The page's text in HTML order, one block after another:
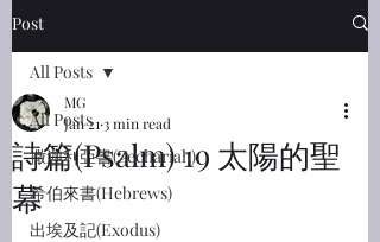
Post
All Posts
撒迦利亞書(Zechariah)
希伯來書(Hebrews)
出埃及記(Exodus)
All Posts
詩篇(Psalm) 19 太陽的聖
幕
MG
Jan 21 3 min read